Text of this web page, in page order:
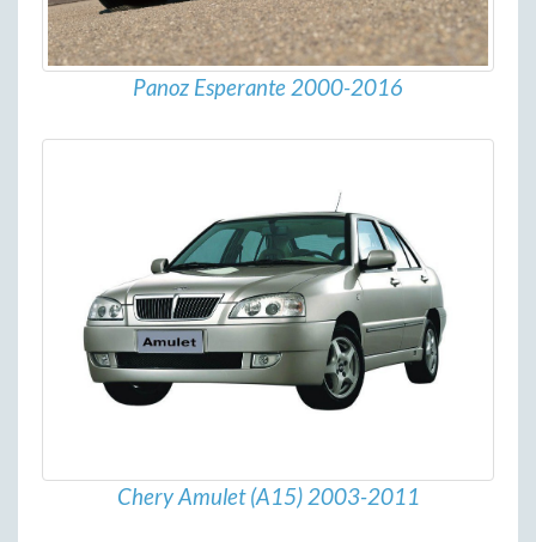
Panoz Esperante 2000-2016
Chery Amulet (A15) 2003-2011